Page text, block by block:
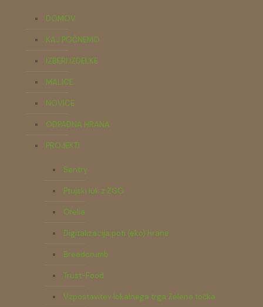
DOMOV
KAJ POČNEMO
IZBERI IZDELKE
MALICE
NOVICE
ODPADNA HRANA
PROJEKTI
Sentry
Ptujski lük z ZGO
Ofelia
Digitalizacija poti (eko) hrane
Breadcrumb
Trust-Food
Vzpostavitev lokalnega trga Zelena točka